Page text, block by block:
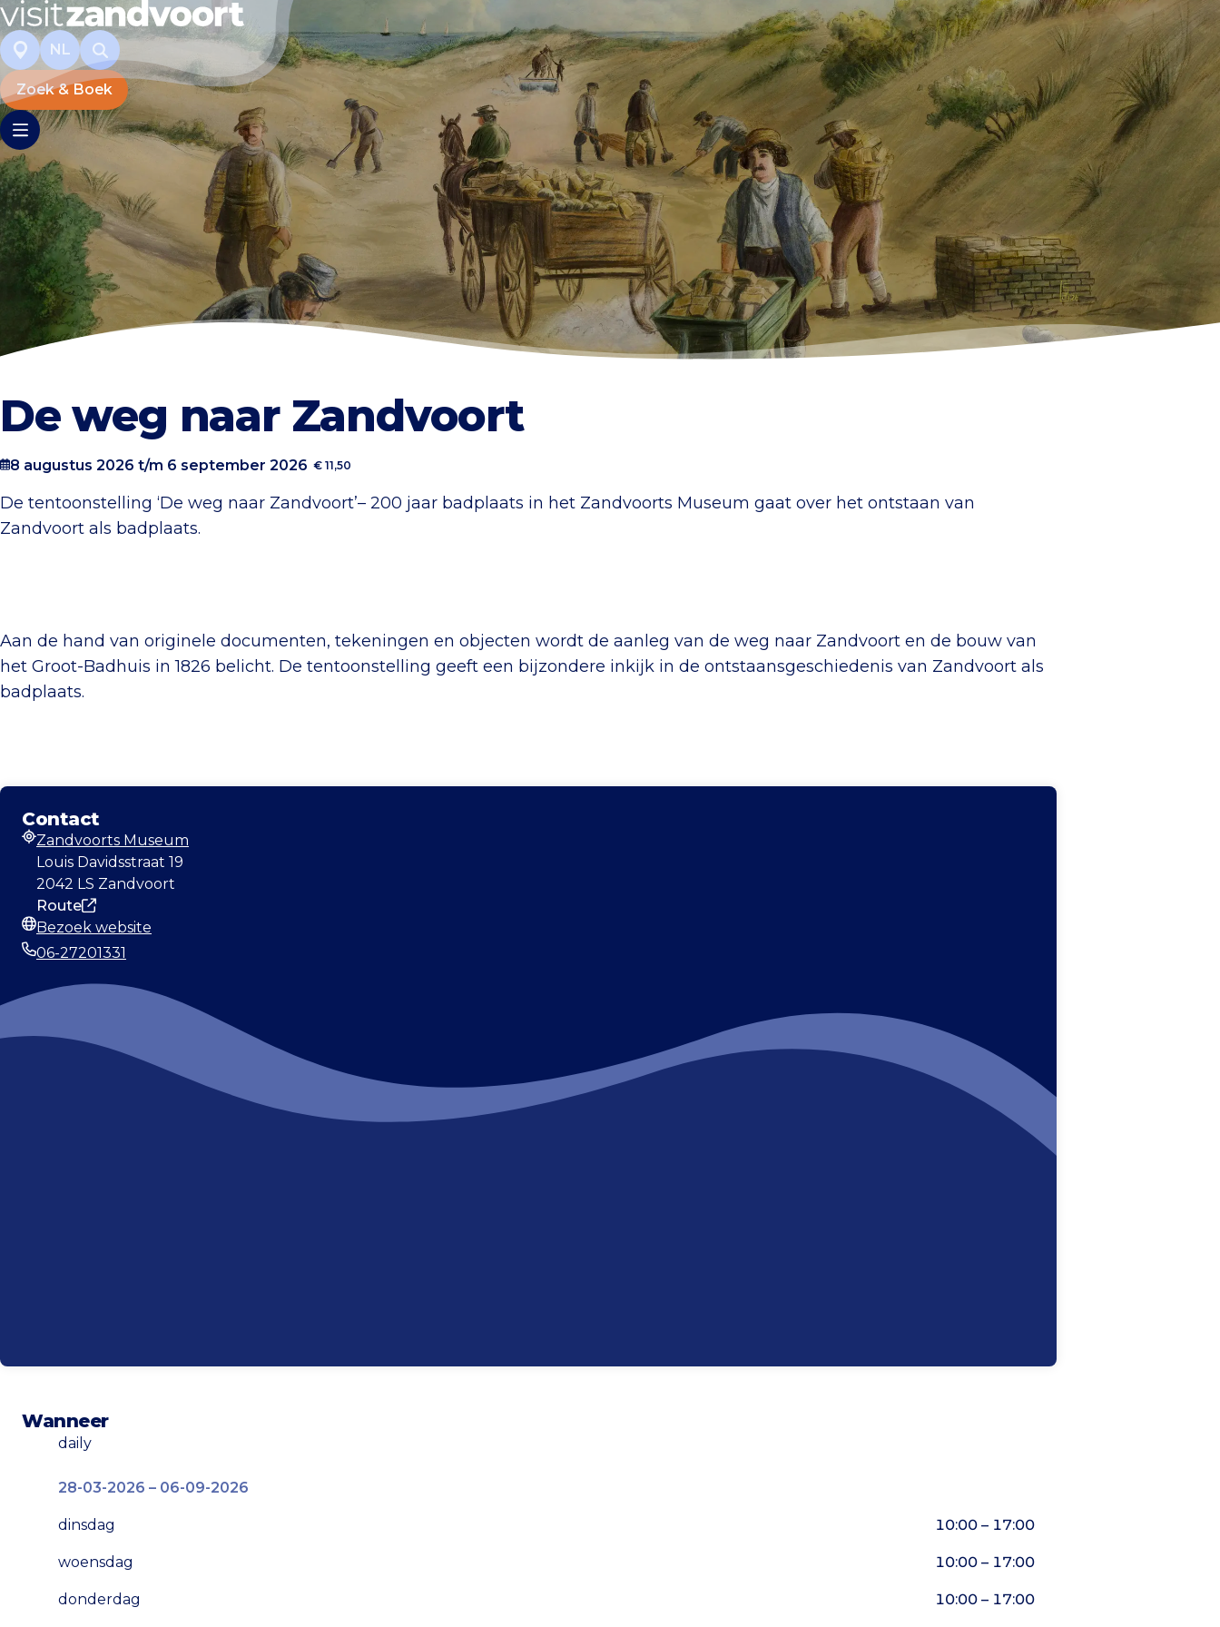
NL
Zoek & Boek
De weg naar Zandvoort
8 augustus 2026 t/m 6 september 2026 € 11,50
De tentoonstelling ‘De weg naar Zandvoort’– 200 jaar badplaats in het Zandvoorts Museum gaat over het ontstaan van
Zandvoort als badplaats.
Aan de hand van originele documenten, tekeningen en objecten wordt de aanleg van de weg naar Zandvoort en de bouw van
het Groot-Badhuis in 1826 belicht. De tentoonstelling geeft een bijzondere inkijk in de ontstaansgeschiedenis van Zandvoort als
badplaats.
Contact
Adres
Zandvoorts Museum
Louis Davidsstraat 19
2042 LS Zandvoort
Route
Website
Bezoek website
06-27201331
Wanneer
daily
28-03-2026 – 06-09-2026
dinsdag 10:00 – 17:00
woensdag 10:00 – 17:00
donderdag 10:00 – 17:00